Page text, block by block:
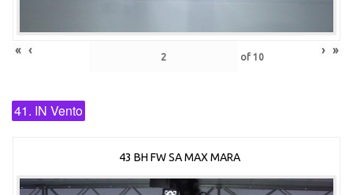
« ‹ of 10 › »
41. IN Vento
43 BH FW SA MAX MARA